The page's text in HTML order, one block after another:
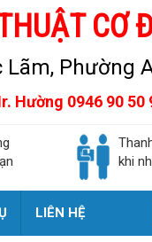
CƠ
Phường
Hường 0946 90
khi
LIÊN HỆ